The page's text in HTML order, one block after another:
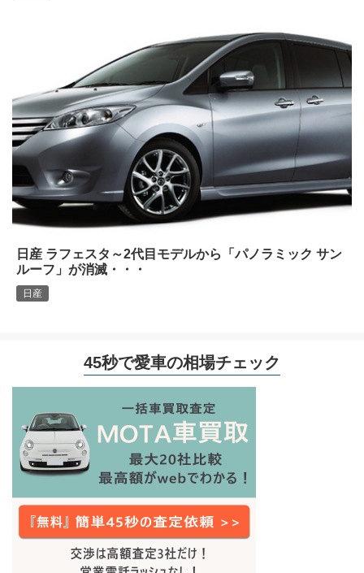
日産 ラフェスタ～2代目モデルから「パノラミック サン
ルーフ」が消滅・・・
日産
45秒で愛車の相場チェック